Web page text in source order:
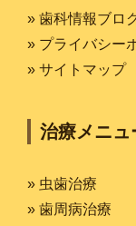
» 歯科情報ブロ
» プライバシー
» サイトマップ
治療メニュ
» 虫歯治療
» 歯周病治療